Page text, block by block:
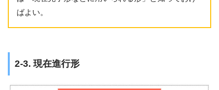
ばよい。
2-3. 現在進行形